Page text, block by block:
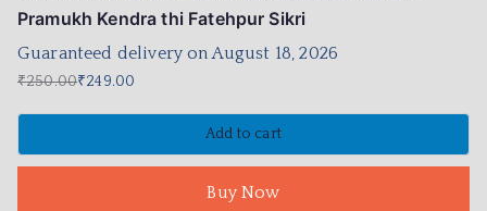
Pramukh Kendra thi Fatehpur Sikri
Guaranteed delivery on August 18, 2026
₹250.00₹249.00
Add to cart
Buy Now